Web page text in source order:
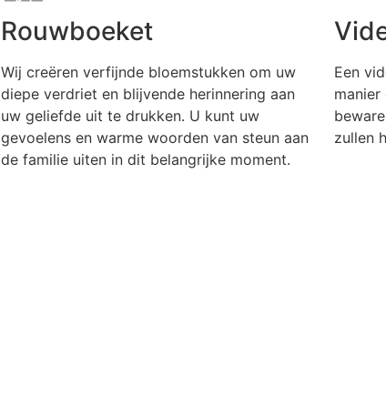
Rouwboeket
Wij creëren verfijnde bloemstukken om uw
diepe verdriet en blijvende herinnering aan
uw geliefde uit te drukken. U kunt uw
gevoelens en warme woorden van steun aan
de familie uiten in dit belangrijke moment.
Een
zullen